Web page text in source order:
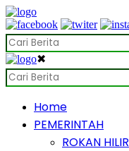
✖
Home
PEMERINTAH
ROKAN HILIR